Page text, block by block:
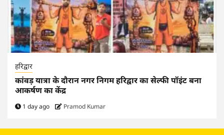
हरिद्वार
कांवड़ यात्रा के दौरान नगर निगम हरिद्वार का सेल्फी पॉइंट बना
आकर्षण का केंद्र
1 day ago Pramod Kumar